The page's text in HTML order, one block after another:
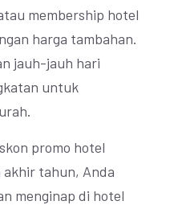
membership hotel
harga tambahan.
jauh-jauh hari
untuk
promo hotel
tahun, Anda
menginap di hotel